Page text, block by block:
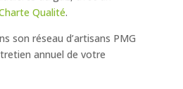
Qualité.
son réseau d’artisans PMG
annuel de votre